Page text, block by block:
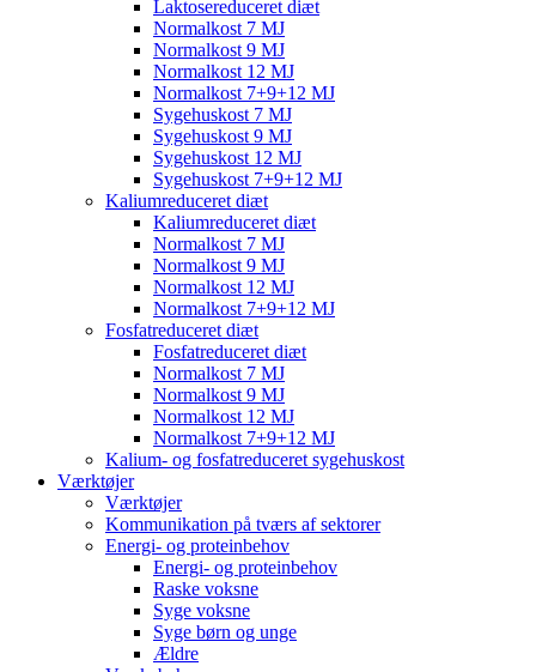
Laktosereduceret diæt
Normalkost 7 MJ
Normalkost 9 MJ
Normalkost 12 MJ
Normalkost 7+9+12 MJ
Sygehuskost 7 MJ
Sygehuskost 9 MJ
Sygehuskost 12 MJ
Sygehuskost 7+9+12 MJ
Kaliumreduceret diæt
Kaliumreduceret diæt
Normalkost 7 MJ
Normalkost 9 MJ
Normalkost 12 MJ
Normalkost 7+9+12 MJ
Fosfatreduceret diæt
Fosfatreduceret diæt
Normalkost 7 MJ
Normalkost 9 MJ
Normalkost 12 MJ
Normalkost 7+9+12 MJ
Kalium- og fosfatreduceret sygehuskost
Værktøjer
Værktøjer
Kommunikation på tværs af sektorer
Energi- og proteinbehov
Energi- og proteinbehov
Raske voksne
Syge voksne
Syge børn og unge
Ældre